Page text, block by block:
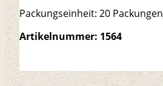
Packungseinheit: 20 Packungen
Artikelnummer: 1564